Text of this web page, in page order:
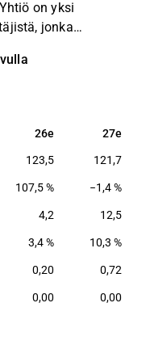
on yksi
jonka
tunnetaan
itsenäisiä
PC:lle,
26e 27e
26e 27e
123,5 121,7
107,5 % −1,4 %
4,2 12,5
3,4 % 10,3 %
0,20 0,72
0,00 0,00